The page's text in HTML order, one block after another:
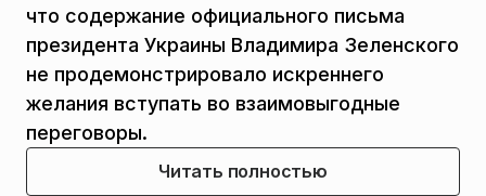
что содержание официального письма
президента Украины Владимира Зеленского
не продемонстрировало искреннего
желания вступать во взаимовыгодные
переговоры.
Читать полностью